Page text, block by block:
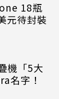
18瓶
元待封裝
機「5大
名字！